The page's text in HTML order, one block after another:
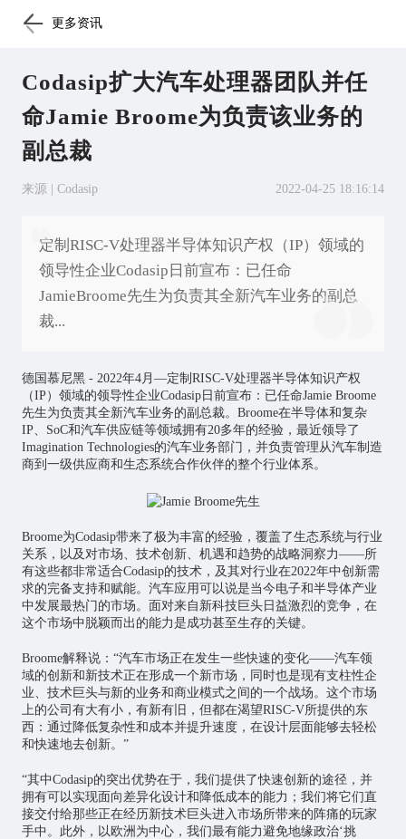
更多资讯
Codasip扩大汽车处理器团队并任
命Jamie Broome为负责该业务的
副总裁
来源 | Codasip 2022-04-25 18:16:14
定制RISC-V处理器半导体知识产权（IP）领域的
领导性企业Codasip日前宣布：已任命
JamieBroome先生为负责其全新汽车业务的副总
裁...
德国慕尼黑 - 2022年4月—定制RISC-V处理器半导体知识产权
（IP）领域的领导性企业Codasip日前宣布：已任命Jamie Broome
先生为负责其全新汽车业务的副总裁。Broome在半导体和复杂
IP、SoC和汽车供应链等领域拥有20多年的经验，最近领导了
Imagination Technologies的汽车业务部门，并负责管理从汽车制造
商到一级供应商和生态系统合作伙伴的整个行业体系。
Broome为Codasip带来了极为丰富的经验，覆盖了生态系统与行业
关系，以及对市场、技术创新、机遇和趋势的战略洞察力——所
有这些都非常适合Codasip的技术，及其对行业在2022年中创新需
求的完备支持和赋能。汽车应用可以说是当今电子和半导体产业
中发展最热门的市场。面对来自新科技巨头日益激烈的竞争，在
这个市场中脱颖而出的能力是成功甚至生存的关键。
Broome解释说：“汽车市场正在发生一些快速的变化——汽车领
域的创新和新技术正在形成一个新市场，同时也是现有支柱性企
业、技术巨头与新的业务和商业模式之间的一个战场。这个市场
上的公司有大有小，有新有旧，但都在渴望RISC-V所提供的东
西：通过降低复杂性和成本并提升速度，在设计层面能够去轻松
和快速地去创新。”
“其中Codasip的突出优势在于，我们提供了快速创新的途径，并
拥有可以实现面向差异化设计和降低成本的能力；我们将它们直
接交付给那些正在经历新技术巨头进入市场所带来的阵痛的玩家
手中。此外，以欧洲为中心，我们最有能力避免地缘政治‘挑